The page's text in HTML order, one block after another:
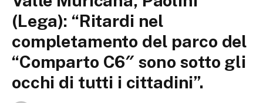
(Lega): “Ritardi nel
completamento del parco del
“Comparto C6″ sono sotto gli
occhi di tutti i cittadini”.